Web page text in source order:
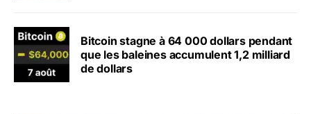
Bitcoin stagne à 64 000 dollars pendant
que les baleines accumulent 1,2 milliard
de dollars